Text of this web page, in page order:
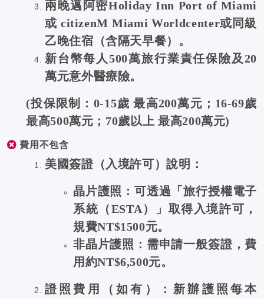
兩晚邁阿密Holiday Inn Port of Miami
或 citizenM Miami Worldcenter或同級
乙晚住宿（含隔天早餐）。
新台幣每人500萬旅行業責任保險及20
萬元意外醫療險。
(投保限制：0-15歲 最高200萬元；16-69歲
最高500萬元；70歲以上 最高200萬元)
費用不包含
美國簽證（入境許可）說明：
晶片護照：可透過「旅行授權電子
系統（ESTA）」取得入境許可，
規費NT$1500元。
非晶片護照：需申請一般簽證，費
用約NT$6,500元。
證照費用（如有）：新辦護照每本